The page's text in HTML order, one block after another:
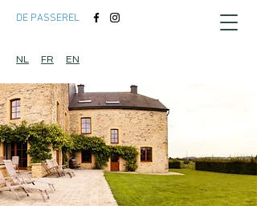
DE PASSEREL
NL FR EN